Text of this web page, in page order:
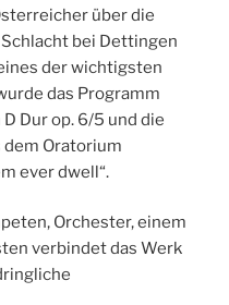
über die
bei Dettingen
der wichtigsten
das Programm
Dur op. 6/5 und die
dem Oratorium
ever dwell“.
Orchester, einem
verbindet das Werk